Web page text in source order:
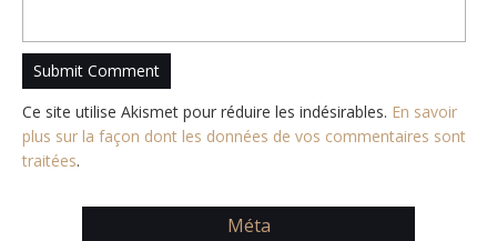
Ce site utilise Akismet pour réduire les indésirables. En savoir
plus sur la façon dont les données de vos commentaires sont
traitées.
Méta